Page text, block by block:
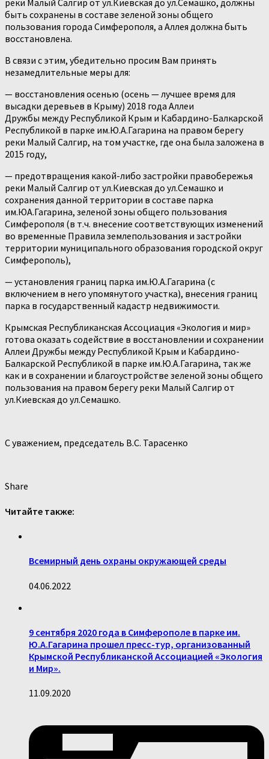
реки Малый Салгир от ул.Киевская до ул.Семашко, должны
быть сохранены в составе зеленой зоны общего
пользования города Симферополя, а Аллея должна быть
восстановлена.
В связи с этим, убедительно просим Вам принять
незамедлительные меры для:
— восстановления осенью (осень — лучшее время для
высадки деревьев в Крыму) 2018 года Аллеи
Дружбы между Республикой Крым и Кабардино-Балкарской
Республикой в парке им.Ю.А.Гагарина на правом берегу
реки Малый Салгир, на том участке, где она была заложена в
2015 году,
— предотвращения какой-либо застройки правобережья
реки Малый Салгир от ул.Киевская до ул.Семашко и
сохранения данной территории в составе парка
им.ЮА.Гагарина, зеленой зоны общего пользования
Симферополя (в т.ч. внесение соответствующих изменений
во временные Правила землепользования и застройки
территории муниципального образования городской округ
Симферополь),
— установления границ парка им.Ю.А.Гагарина (с
включением в него упомянутого участка), внесения границ
парка в государственный кадастр недвижимости.
Крымская Республиканская Ассоциация «Экология и мир»
готова оказать содействие в восстановлении и сохранении
Аллеи Дружбы между Республикой Крым и Кабардино-
Балкарской Республикой в парке им.Ю.А.Гагарина, так же
как и в сохранении и благоустройстве зеленой зоны общего
пользования на правом берегу реки Малый Салгир от
ул.Киевская до ул.Семашко.
С уважением, председатель В.С. Тарасенко
Share
Читайте также:
Всемирный день охраны окружающей среды
04.06.2022
9 сентября 2020 года в Симферополе в парке им.
Ю.А.Гагарина прошел пресс-тур, организованный
Крымской Республиканской Ассоциацией «Экология
и Мир».
11.09.2020